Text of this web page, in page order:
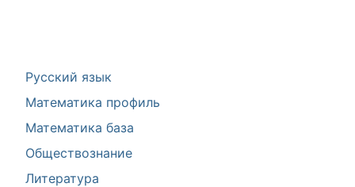
Русский язык
Математика профиль
Математика база
Обществознание
Литература